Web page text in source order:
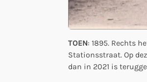
TOEN: 1895. Rechts
Stationsstraat. Op
dan in 2021 is